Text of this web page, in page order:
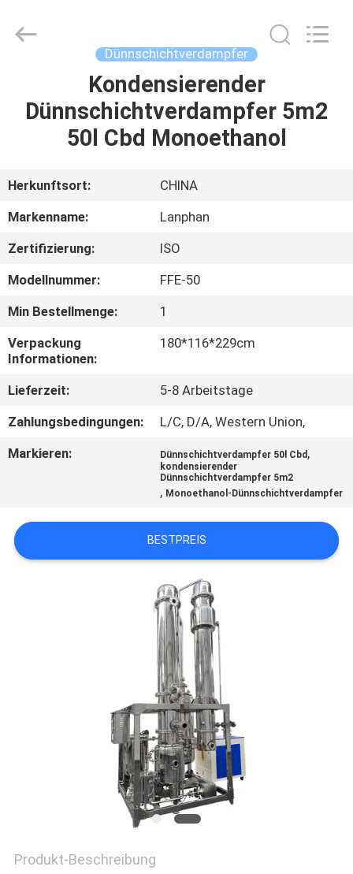
PRODUKTE
VIDEOS
UNS
FABRIK-
AUSFLUG
QUALITÄTSKONTROLLE
SIE
UNS
IN
DATENSCHUTZRICHTLINIE
Co.,Ltd.
Dünnschichtverdampfer
Kondensierender
Dünnschichtverdampfer 5m2
50l Cbd Monoethanol
Herkunftsort:
CHINA
Markenname:
Lanphan
Zertifizierung:
ISO
Modellnummer:
FFE-50
Min Bestellmenge:
1
Verpackung
Informationen:
180*116*229cm
Lieferzeit:
5-8 Arbeitstage
Zahlungsbedingungen:
L/C, D/A, Western Union,
Markieren:
Dünnschichtverdampfer 50l Cbd ,
kondensierender
Dünnschichtverdampfer 5m2
, Monoethanol-Dünnschichtverdampfer
BESTPREIS
Produkt-Beschreibung